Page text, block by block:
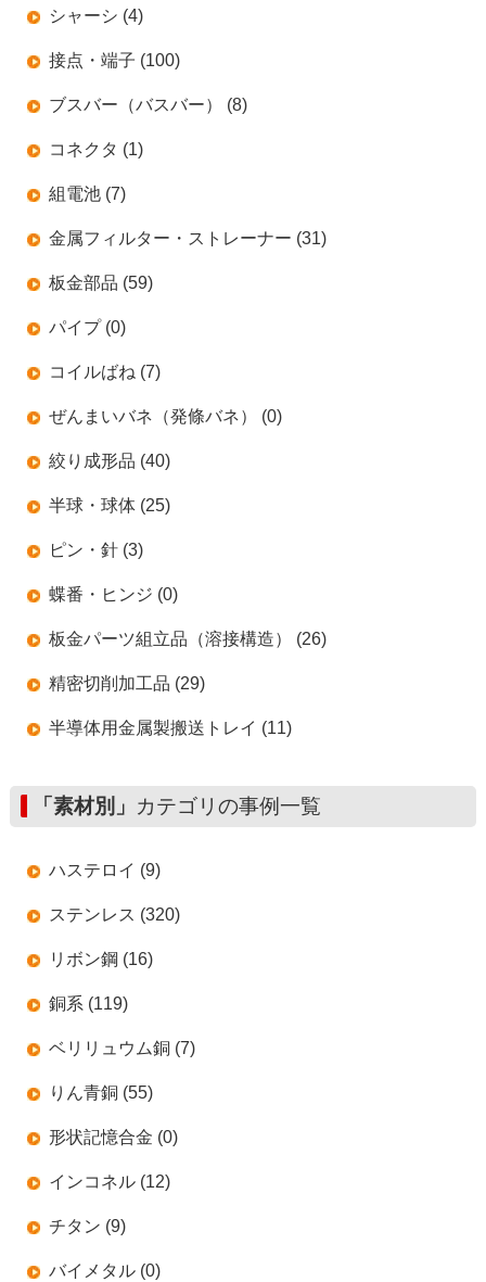
シャーシ (4)
接点・端子 (100)
ブスバー（バスバー） (8)
コネクタ (1)
組電池 (7)
金属フィルター・ストレーナー (31)
板金部品 (59)
パイプ (0)
コイルばね (7)
ぜんまいバネ（発條バネ） (0)
絞り成形品 (40)
半球・球体 (25)
ピン・針 (3)
蝶番・ヒンジ (0)
板金パーツ組立品（溶接構造） (26)
精密切削加工品 (29)
半導体用金属製搬送トレイ (11)
「素材別」 カテゴリの事例一覧
ハステロイ (9)
ステンレス (320)
リボン鋼 (16)
銅系 (119)
ベリリュウム銅 (7)
りん青銅 (55)
形状記憶合金 (0)
インコネル (12)
チタン (9)
バイメタル (0)